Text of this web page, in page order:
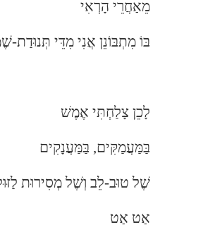
מֵאַחֲרֵי הָרְאִי
בּוֹ מִתְבּוֹנֵן אֲנִי מִדֵּי תְּנוּדַת-
לָכֵן צָלַחְתִּי אֶמֶשׁ
בַּמַּעֲמַקִּים, בַּמַּעֲנָקִים
שֶׁל טוּב-לֵב וְשֶׁל מְסִירוּת
אַט אַט